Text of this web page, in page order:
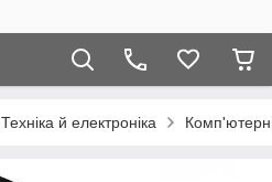
Техніка й електроніка